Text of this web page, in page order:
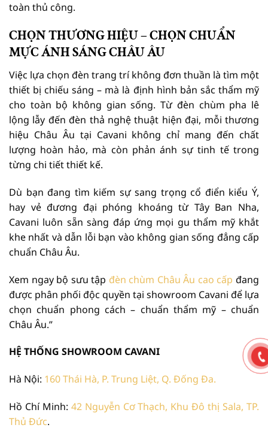
toàn thủ công.
CHỌN THƯƠNG HIỆU – CHỌN CHUẨN
MỰC ÁNH SÁNG CHÂU ÂU
Việc lựa chọn đèn trang trí không đơn thuần là tìm một
thiết bị chiếu sáng – mà là định hình bản sắc thẩm mỹ
cho toàn bộ không gian sống. Từ đèn chùm pha lê
lộng lẫy đến đèn thả nghệ thuật hiện đại, mỗi thương
hiệu Châu Âu tại Cavani không chỉ mang đến chất
lượng hoàn hảo, mà còn phản ánh sự tinh tế trong
từng chi tiết thiết kế.
Dù bạn đang tìm kiếm sự sang trọng cổ điển kiểu Ý,
hay vẻ đương đại phóng khoáng từ Tây Ban Nha,
Cavani luôn sẵn sàng đáp ứng mọi gu thẩm mỹ khắt
khe nhất và dẫn lỗi bạn vào không gian sống đẳng cấp
chuẩn Châu Âu.
Xem ngay bộ sưu tập đèn chùm Châu Âu cao cấp đang
được phân phối độc quyền tại showroom Cavani để lựa
chọn chuẩn phong cách – chuẩn thẩm mỹ – chuẩn
Châu Âu.”
HỆ THỐNG SHOWROOM CAVANI
Hà Nội: 160 Thái Hà, P. Trung Liệt, Q. Đống Đa.
Hồ Chí Minh: 42 Nguyễn Cơ Thạch, Khu Đô thị Sala, TP.
Thủ Đức.